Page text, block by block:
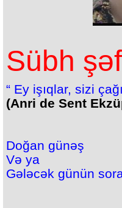
Sübh
“ Ey işıqlar, sizi
(Anri de Sent
Doğan günəş
Və ya
Gələcək günün